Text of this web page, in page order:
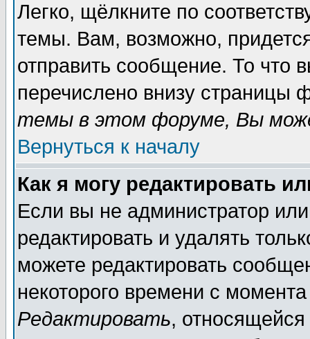
Легко, щёлкните по
темы. Вам, возможно,
отправить сообщение. То что
перечислено внизу страницы
темы в этом форуме, Вы
Вернуться к началу
Как я могу редактировать
Если вы не администратор
редактировать и удалять
можете редактировать
некоторого времени с
Редактировать,